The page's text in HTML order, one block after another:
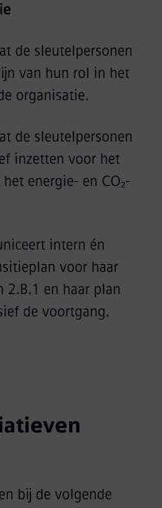
de sleutelpersonen
van hun rol in het
organisatie.
de sleutelpersonen
inzetten voor het
energie- en CO₂-
intern én
voor haar
2.B.1 en haar plan
de voortgang.
bij de volgende